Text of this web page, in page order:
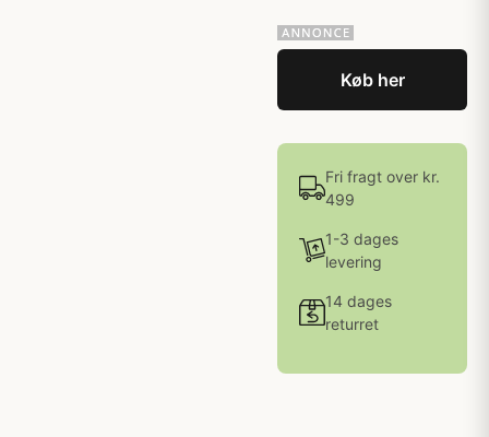
Køb her
Fri fragt over kr.
499
1-3 dages
levering
14 dages
returret